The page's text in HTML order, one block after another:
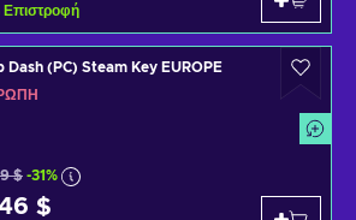
Επιστροφή
Dash (PC) Steam Key EUROPE
$ -31%
$